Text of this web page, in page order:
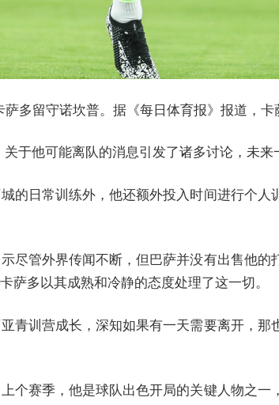
多留守诺坎普。据《每日体育报》报道，
于他可能离队的消息引发了诸多讨论，未来
的日常训练外，他还额外投入时间进行个
尽管外界传闻不断，但巴萨并没有出售他
萨多以其成熟和冷静的态度处理了这一切。
青训营成长，深知如果有一天需要离开，
个赛季，他是球队出色开局的关键人物之